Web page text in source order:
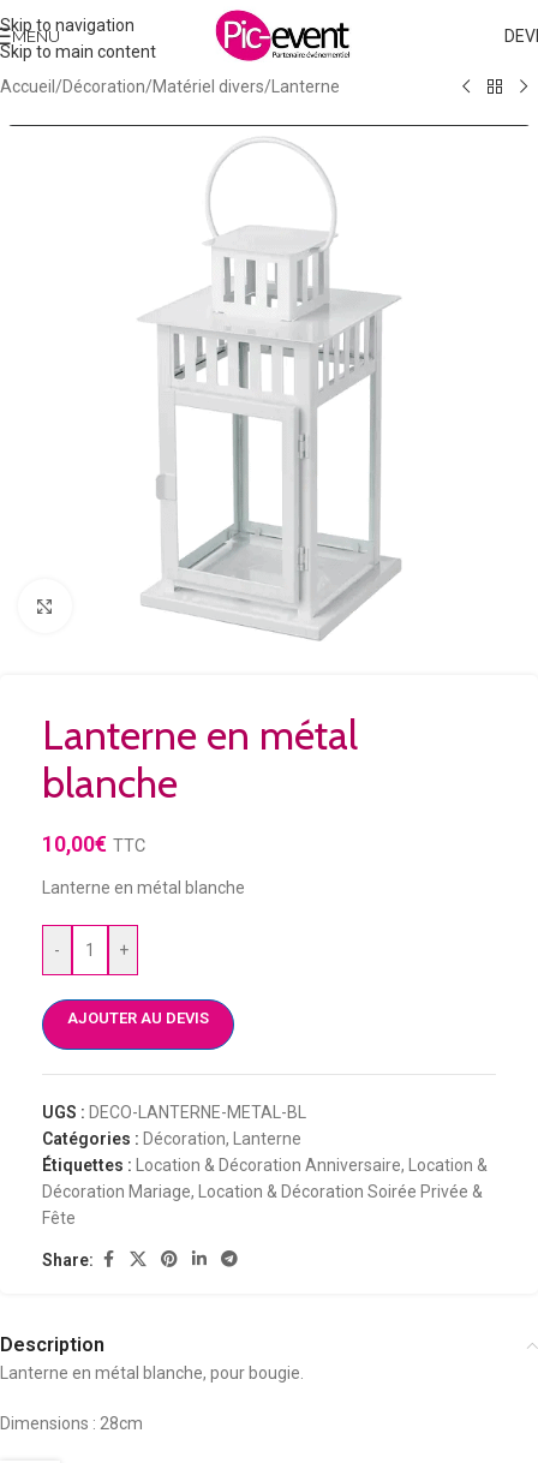
Skip to navigation
Skip to main content
MENU
Accueil /Décoration/Matériel divers/ Lanterne
Lanterne en métal
blanche
10,00€ TTC
Lanterne en métal blanche
- +
AJOUTER AU DEVIS
UGS : DECO-LANTERNE-METAL-BL
Catégories : Décoration,
Lanterne
Étiquettes :
Location & Décoration Anniversaire,
Location &
Décoration Mariage,
Location & Décoration Soirée Privée &
Fête
Share:
Description
Lanterne en métal blanche, pour bougie.
Dimensions : 28cm